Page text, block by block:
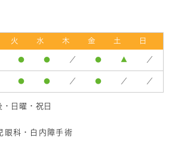
日）～2025年1月5日（日）は休
ます。
します。
度北区眼科健診について
北区から受診券が発送されてい
火 水 木 金 土 日
● ● ／ ● ▲ ／
● ● ／ ● ／ ／
日曜・祝日
眼科・白内障手術